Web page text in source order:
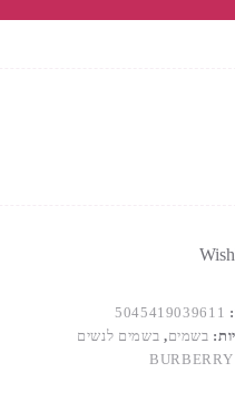
5045419039611
בשמים, בשמים לנשים
BURBERRY